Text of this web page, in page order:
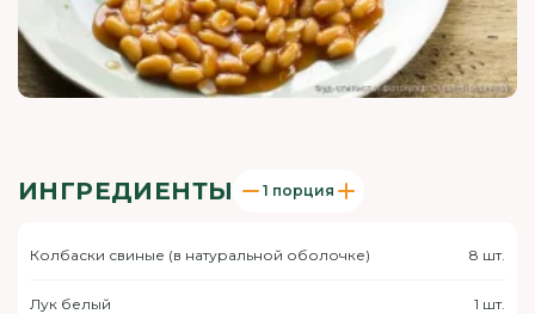
ИНГРЕДИЕНТЫ 1 порция
Колбаски свиные (в натуральной оболочке) 8 шт.
Лук белый 1 шт.